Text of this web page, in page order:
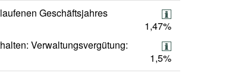
Geschäftsjahres
1,47%
Verwaltungsvergütung:
1,5%